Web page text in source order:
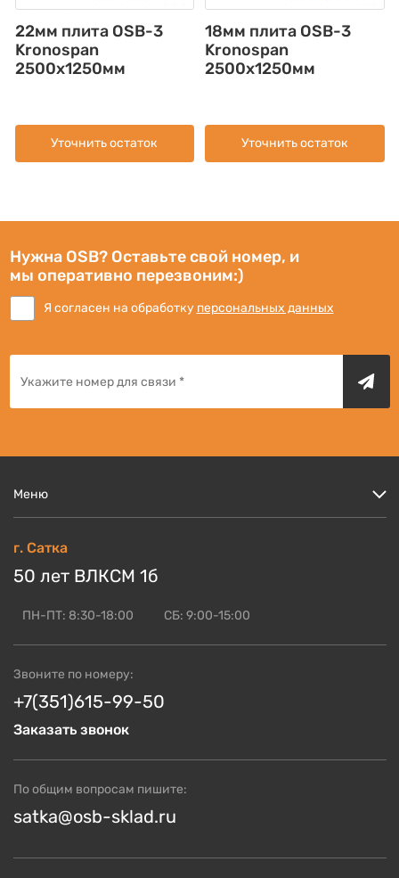
22мм плита OSB-3
Kronospan
2500x1250мм
Уточнить остаток
18мм плита OSB-3
Kronospan
2500x1250мм
Уточнить остаток
Нужна OSB? Оставьте свой номер, и
мы оперативно перезвоним:)
Я согласен на обработку персональных данных
Звоните по номеру:
+7(351)615-99-50
Заказать звонок
По общим вопросам пишите:
satka@osb-sklad.ru
г. Сатка
50 лет ВЛКСМ 1б
ПН-ПТ: 8:30-18:00 СБ: 9:00-15:00
Меню
Кто мы?
Скидки и акции
Доставка и оплата
Блог по OSB
ОСБ оптом
Контакты